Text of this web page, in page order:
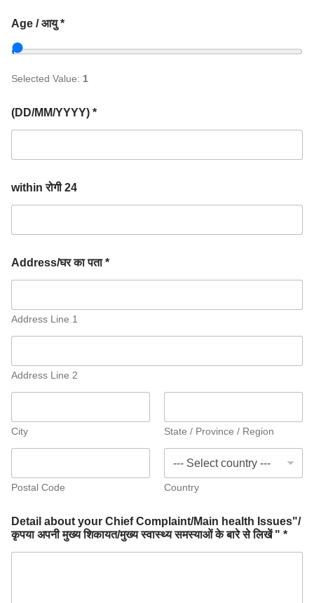
Age / आयु *
Selected Value: 1
(DD/MM/YYYY) *
within रोगी 24
Address/घर का पता *
Address Line 1
Address Line 2
City State / Province / Region
Postal Code Country
Detail about your Chief Complaint/Main health Issues"/
कृपया अपनी मुख्य शिकायत/मुख्य स्वास्थ्य समस्याओं के बारे से लिखें " *